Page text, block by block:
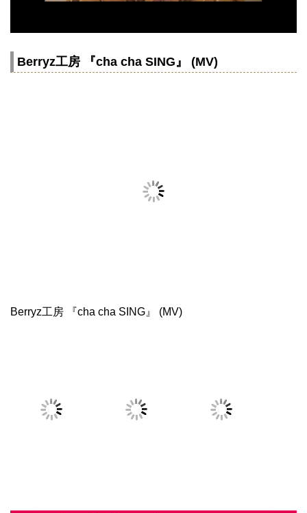
Berryz工房 『cha cha SING』 (MV)
Berryz工房 『cha cha SING』 (MV)